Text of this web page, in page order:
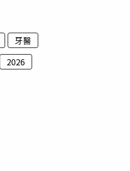
牙醫
2026